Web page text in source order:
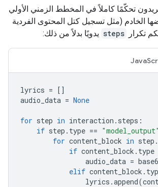
تحكّمًا كاملاً في المخطط الزمني الأولي
الخادم (مثل تسجيل كتل المحتوى الفردية
تكرار
steps يدويًا بدلاً من ذلك:
lyrics = []
audio_data = None
for step in interaction . steps :
if step . type == "model_output"
for content_block in step .
if content_block . type
audio_data =
elif content_block .
lyrics .append(